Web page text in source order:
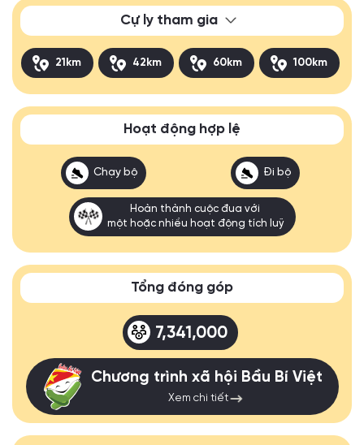
Cự ly tham gia
21km 42km 60km 100km
Hoạt động hợp lệ
Chạy bộ Đi bộ
Hoàn thành cuộc đua với
một hoặc nhiều hoạt động tích luỹ
Tổng đóng góp
7,341,000
Chương trình xã hội Bầu Bí Việt
Xem chi tiết